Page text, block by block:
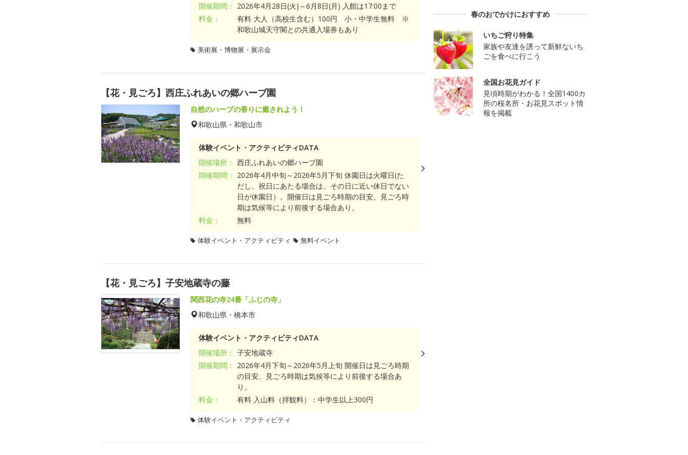
開催期間：
2026年4月28日(火)～6月8日(月) 入館は17:00まで
料金：
有料 大人（高校生含む）100円 小・中学生無料 ※
和歌山城天守閣との共通入場券もあり
美術展・博物展・展示会
【花・見ごろ】西庄ふれあいの郷ハーブ園
自然のハーブの香りに癒されよう！
和歌山県・和歌山市
体験イベント・アクティビティDATA
開催場所： 西庄ふれあいの郷ハーブ園
開催期間：
2026年4月中旬～2026年5月下旬 休園日は火曜日(た
だし、祝日にあたる場合は、その日に近い休日でない
日が休園日）。開催日は見ごろ時期の目安、見ごろ時
期は気候等により前後する場合あり。
料金：
無料
体験イベント・アクティビティ 無料イベント
【花・見ごろ】子安地蔵寺の藤
関西花の寺24番「ふじの寺」
和歌山県・橋本市
体験イベント・アクティビティDATA
開催場所： 子安地蔵寺
開催期間：
2026年4月下旬～2026年5月上旬 開催日は見ごろ時期
の目安、見ごろ時期は気候等により前後する場合あ
り。
料金：
有料 入山料（拝観料）：中学生以上300円
体験イベント・アクティビティ
春のおでかけにおすすめ
いちご狩り特集
家族や友達を誘って新鮮ないち
ごを食べに行こう
全国お花見ガイド
見頃時期がわかる！全国1400カ
所の桜名所・お花見スポット情
報を掲載